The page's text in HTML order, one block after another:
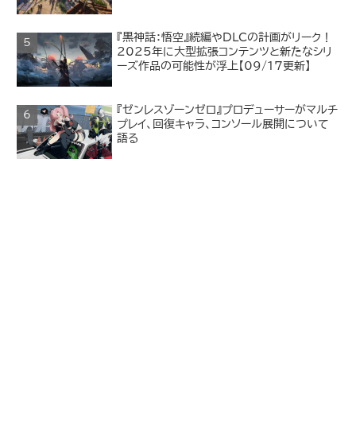
『黒神話：悟空』続編やDLCの計画がリーク！
2025年に大型拡張コンテンツと新たなシリ
ーズ作品の可能性が浮上【09/17更新】
『ゼンレスゾーンゼロ』プロデューサーがマルチ
プレイ、回復キャラ、コンソール展開について
語る